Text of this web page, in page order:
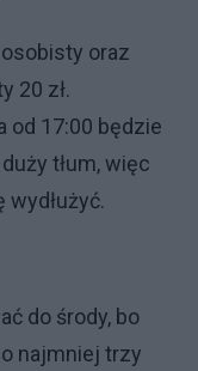
oraz
20 zł.
od 17:00 będzie
tłum, więc
do środy, bo
najmniej trzy